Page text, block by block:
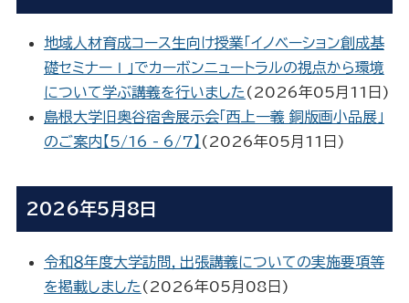
地域人材育成コース生向け授業「イノベーション創成基
礎セミナーⅠ」でカーボンニュートラルの視点から環境
について学ぶ講義を行いました ( 2026年05月11日 )
島根大学旧奥谷宿舎展示会「西上一義 銅版画小品展」
のご案内【5/16 - 6/7】 ( 2026年05月11日 )
2026年5月8日
令和８年度大学訪問，出張講義についての実施要項等
を掲載しました (2026年05月08日 )